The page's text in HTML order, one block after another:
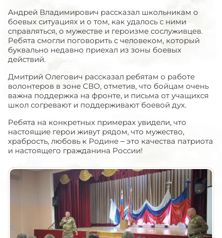
Андрей Владимирович рассказал школьникам о
боевых ситуациях и о том, как удалось с ними
справляться, о мужестве и героизме сослуживцев.
Ребята смогли поговорить с человеком, который
буквально недавно приехал из зоны боевых
действий.
Дмитрий Олегович рассказал ребятам о работе
волонтеров в зоне СВО, отметив, что бойцам очень
важна поддержка на фронте, и письма от учащихся
школ согревают и поддерживают боевой дух.
Ребята на конкретных примерах увидели, что
настоящие герои живут рядом, что мужество,
храбрость, любовь к Родине – это качества патриота
и настоящего гражданина России!